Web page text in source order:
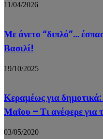
11/04/2026
Με άνετο “διπλό”…
Βασιλί!
19/10/2025
Κεραμέως για
Μαΐου – Τι ανέφερε για
03/05/2020